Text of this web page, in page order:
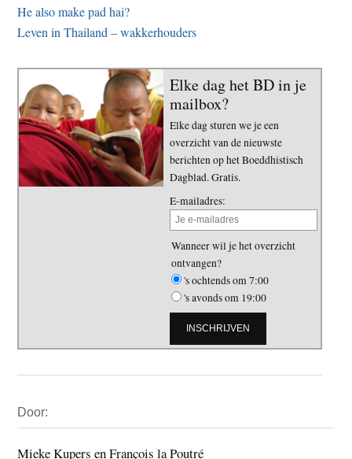
He also make pad hai?
Leven in Thailand – wakkerhouders
Elke dag het BD in je
mailbox?
Elke dag sturen we je een
overzicht van de nieuwste
berichten op het Boeddhistisch
Dagblad. Gratis.
E-mailadres:
Wanneer wil je het overzicht
ontvangen?
's ochtends om 7:00
's avonds om 19:00
Sidebar
Door:
Mieke Kupers en François la Poutré